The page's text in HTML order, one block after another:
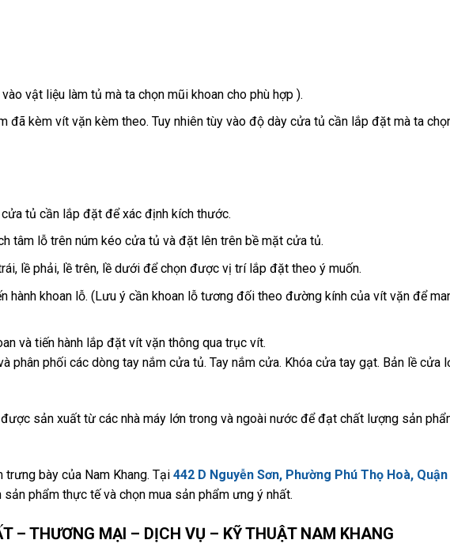
vật liệu làm tủ mà ta chọn mũi khoan cho phù hợp ).
đã kèm vít vặn kèm theo. Tuy nhiên tùy vào độ dày cửa tủ cần lắp đặt mà ta
tủ cần lắp đặt để xác định kích thước.
tâm lỗ trên núm kéo cửa tủ và đặt lên trên bề mặt cửa tủ.
lề phải, lề trên, lề dưới để chọn được vị trí lắp đặt theo ý muốn.
hành khoan lỗ. (Lưu ý cần khoan lỗ tương đối theo đường kính của vít vặn để
và tiến hành lắp đặt vít vặn thông qua trục vít.
phân phối các dòng tay nắm cửa tủ. Tay nắm cửa. Khóa cửa tay gạt. Bản lề cửa
sản xuất từ các nhà máy lớn trong và ngoài nước để đạt chất lượng sản
bày của Nam Khang. Tại 442 D Nguyễn Sơn, Phường Phú Thọ Hoà,
phẩm thực tế và chọn mua sản phẩm ưng ý nhất.
– THƯƠNG MẠI – DỊCH VỤ – KỸ THUẬT NAM KHANG